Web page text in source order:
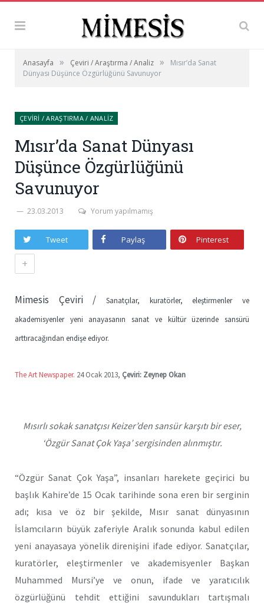
Anasayfa » Çeviri / Araştırma / Analiz »
Mısır’da Sanat
Dünyası Düşünce Özgürlüğünü Savunuyor
ÇEVIRI / ARAŞTIRMA / ANALIZ
Mısır’da Sanat Dünyası
Düşünce Özgürlüğünü
Savunuyor
23.03.2013 Yorum yapılmamış
Tweet Paylaş Pinterest
+
Mimesis Çeviri /
Sanatçılar, kuratörler, eleştirmenler ve
akademisyenler yeni anayasanın sanat ve kültür üzerinde sansürü
arttıracağından endişe ediyor.
The Art Newspaper. 24 Ocak 2013, Çeviri: Zeynep Okan
Mısırlı sokak sanatçısı Keizer’den sansür karşıtı bir eser,
‘Özgür Sanat Çok Yaşa’ sergisinden alınmıştır.
“Özgür Sanat Çok Yaşa”, insanları harekete geçirici bu
başlık Kahire’de 15 Ocak tarihinde sona eren bir serginin
adı; kısa ve öz bir şekilde, Mısır sanat dünyasının
İslamcıların büyük zaferiyle Aralık sonunda kabul edilen
yeni anayasaya yönelik direnişini ifade ediyor. Sanatçılar,
kuratörler, eleştirmenler ve akademisyenler Başkan
Muhammed Mursi’ye ve onun, ifade ve yaratıcılık
özgürlüğünü tehdit ettiğini savundukları tartışmalı